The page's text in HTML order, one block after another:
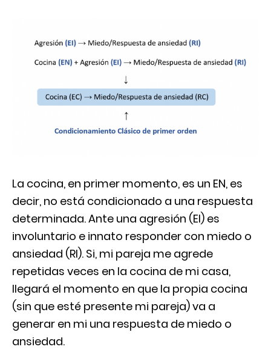
La cocina, en primer momento, es un EN, es
decir, no está condicionado a una respuesta
determinada. Ante una agresión (EI) es
involuntario e innato responder con miedo o
ansiedad (RI). Si, mi pareja me agrede
repetidas veces en la cocina de mi casa,
llegará el momento en que la propia cocina
(sin que esté presente mi pareja) va a
generar en mi una respuesta de miedo o
ansiedad.